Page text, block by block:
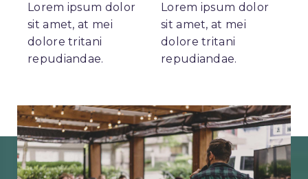
Lorem ipsum dolor
sit amet, at mei
dolore tritani
repudiandae.
Lorem ipsum dolor
sit amet, at mei
dolore tritani
repudiandae.